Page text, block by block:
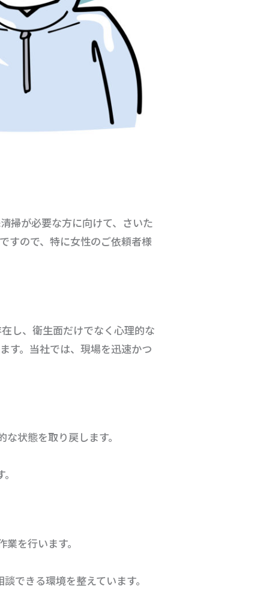
掃が必要な方に向けて、さいた
すので、特に女性のご依頼者様
し、衛生面だけでなく心理的な
す。当社では、現場を迅速かつ
状態を取り戻します。
を行います。
できる環境を整えています。